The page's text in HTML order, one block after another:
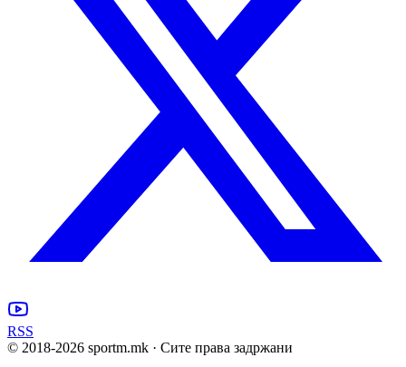
RSS
© 2018-2026 sportm.mk · Сите права задржани